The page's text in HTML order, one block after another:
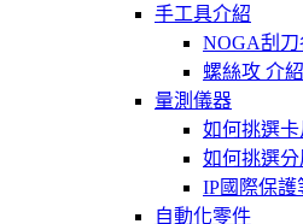
手工具介紹
NOGA刮
螺絲攻 介紹
量測儀器
如何挑選卡
如何挑選分
IP國際保護
自動化零件